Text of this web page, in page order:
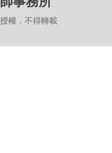
權．不得轉載